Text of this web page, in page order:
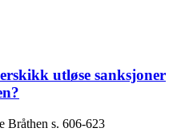
utløse sanksjoner
Bråthen s. 606-623